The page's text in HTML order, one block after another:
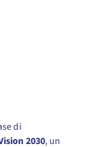
di
2030, un